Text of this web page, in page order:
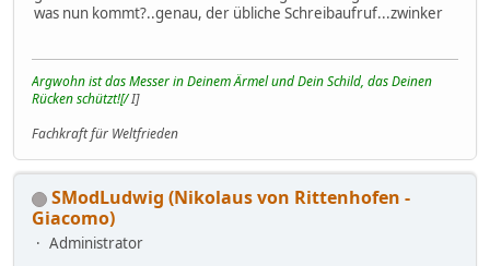
was nun kommt?..genau, der übliche Schreibaufruf...zwinker
Argwohn ist das Messer in Deinem Ärmel und Dein Schild, das Deinen
Rücken schützt![/I]
Fachkraft für Weltfrieden
SModLudwig (Nikolaus von Rittenhofen -
Giacomo)
Administrator